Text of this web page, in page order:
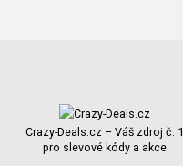
Crazy-Deals.cz – Váš zdroj č. 1
pro slevové kódy a akce